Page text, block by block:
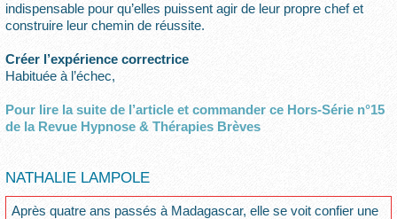
indispensable pour qu’elles puissent agir de leur propre chef et
construire leur chemin de réussite.
Créer l’expérience correctrice
Habituée à l’échec,
Pour lire la suite de l’article et commander ce Hors-Série n°15
de la Revue Hypnose & Thérapies Brèves
NATHALIE LAMPOLE
Après quatre ans passés à Madagascar, elle se voit confier une